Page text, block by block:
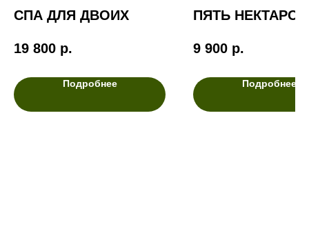
СПА ДЛЯ ДВОИХ
19 800 р.
Подробнее
ПЯТЬ НЕКТАРОВ
9 900 р.
Подробнее